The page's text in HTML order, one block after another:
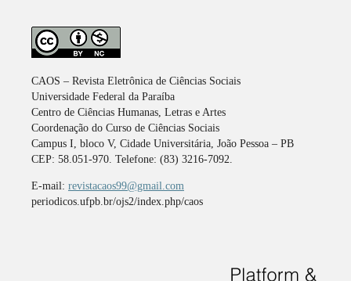
CAOS – Revista Eletrônica de Ciências Sociais
Universidade Federal da Paraíba
Centro de Ciências Humanas, Letras e Artes
Coordenação do Curso de Ciências Sociais
Campus I, bloco V, Cidade Universitária, João Pessoa – PB
CEP: 58.051-970. Telefone: (83) 3216-7092.
E-mail: revistacaos99@gmail.com
periodicos.ufpb.br/ojs2/index.php/caos